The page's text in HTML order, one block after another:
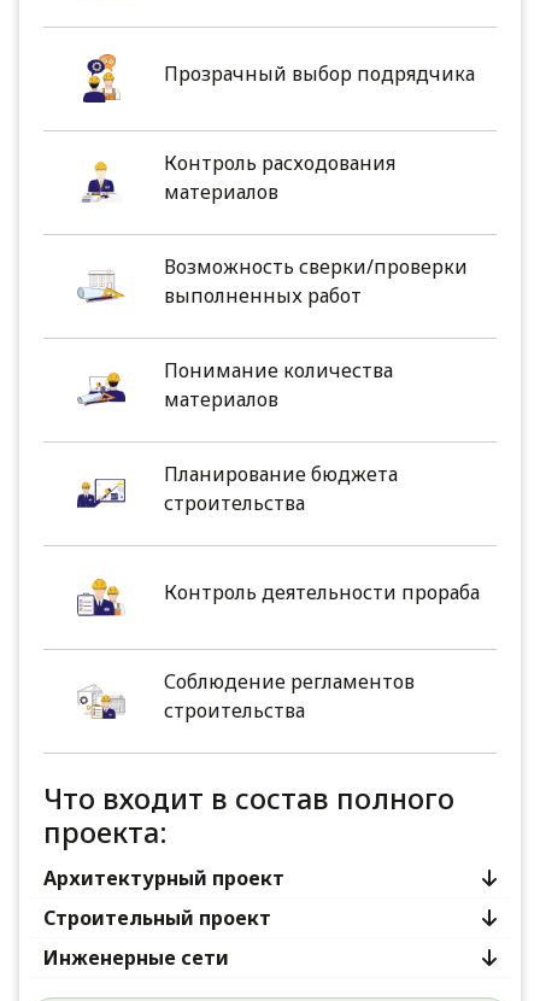
Прозрачный выбор подрядчика
Контроль расходования
материалов
Возможность сверки/проверки
выполненных работ
Понимание количества
материалов
Планирование бюджета
строительства
Контроль деятельности прораба
Соблюдение регламентов
строительства
Что входит в состав полного
проекта:
Архитектурный проект
Строительный проект
Инженерные сети